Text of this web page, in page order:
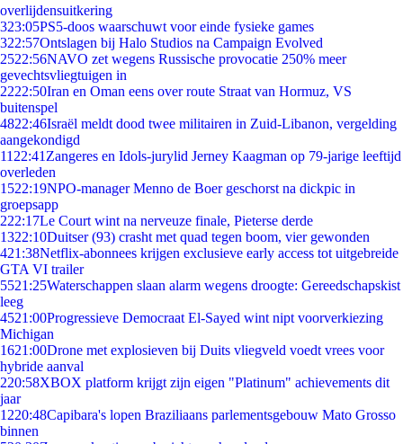
overlijdensuitkering
323:05PS5-doos waarschuwt voor einde fysieke games
322:57Ontslagen bij Halo Studios na Campaign Evolved
2522:56NAVO zet wegens Russische provocatie 250% meer
gevechtsvliegtuigen in
2222:50Iran en Oman eens over route Straat van Hormuz, VS
buitenspel
4822:46Israël meldt dood twee militairen in Zuid-Libanon, vergelding
aangekondigd
11 22:41 Zangeres en Idols-jurylid Jerney Kaagman op 79-jarige leeftijd
overleden
1522:19NPO-manager Menno de Boer geschorst na dickpic in
groepsapp
222:17Le Court wint na nerveuze finale, Pieterse derde
1322:10Duitser (93) crasht met quad tegen boom, vier gewonden
421:38Netflix-abonnees krijgen exclusieve early access tot uitgebreide
GTA VI trailer
5521:25Waterschappen slaan alarm wegens droogte: Gereedschapskist
leeg
4521:00Progressieve Democraat El-Sayed wint nipt voorverkiezing
Michigan
1621:00Drone met explosieven bij Duits vliegveld voedt vrees voor
hybride aanval
220:58XBOX platform krijgt zijn eigen "Platinum" achievements dit
jaar
1220:48Capibara's lopen Braziliaans parlementsgebouw Mato Grosso
binnen